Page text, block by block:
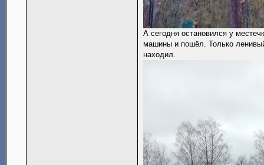
А сегодня остановился у
машины и пошёл. Только
находил.